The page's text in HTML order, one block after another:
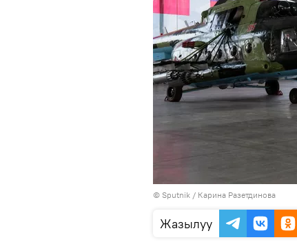
© Sputnik / Карина Разетдинова
Жазылуу